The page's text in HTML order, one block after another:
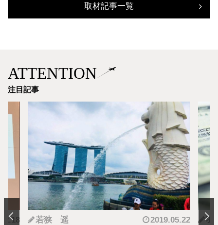
取材記事一覧
ATTENTION
注目記事
若狭 遥 2019.05.22 羽